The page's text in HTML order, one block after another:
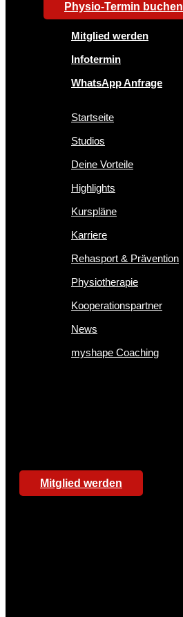
Physio-Termin buchen
Mitglied werden
Infotermin
WhatsApp Anfrage
Startseite
Studios
Deine Vorteile
Highlights
Kurspläne
Karriere
Rehasport & Prävention
Physiotherapie
Kooperationspartner
News
myshape Coaching
Mitglied werden